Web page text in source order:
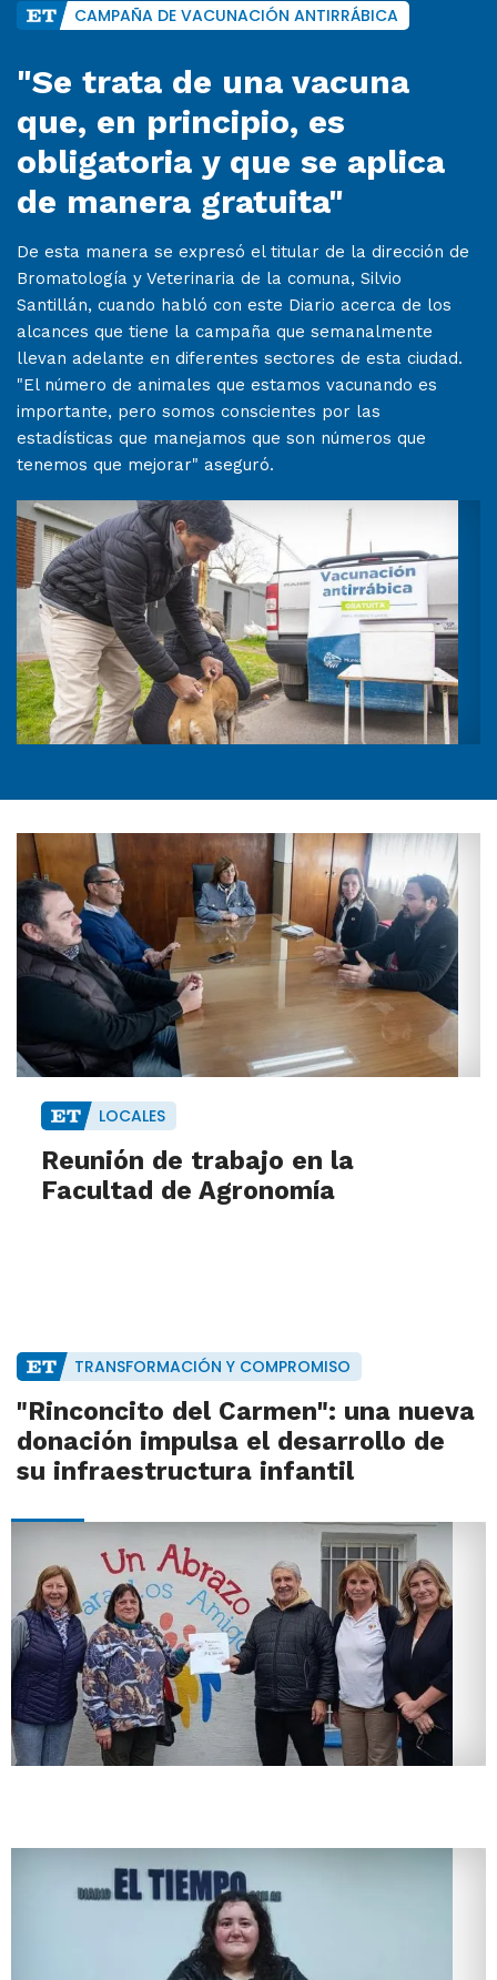
CAMPAÑA DE VACUNACIÓN ANTIRRÁBICA
"Se trata de una vacuna
que, en principio, es
obligatoria y que se aplica
de manera gratuita"
De esta manera se expresó el titular de la dirección de
Bromatología y Veterinaria de la comuna, Silvio
Santillán, cuando habló con este Diario acerca de los
alcances que tiene la campaña que semanalmente
llevan adelante en diferentes sectores de esta ciudad.
"El número de animales que estamos vacunando es
importante, pero somos conscientes por las
estadísticas que manejamos que son números que
tenemos que mejorar" aseguró.
LOCALES
Reunión de trabajo en la
Facultad de Agronomía
TRANSFORMACIÓN Y COMPROMISO
"Rinconcito del Carmen": una nueva
donación impulsa el desarrollo de
su infraestructura infantil